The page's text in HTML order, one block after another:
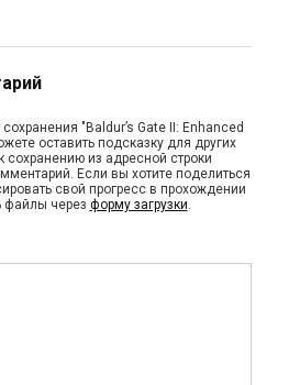
"Baldur’s Gate II: Enhanced
оставить подсказку для других
сохранению из адресной строки
Если вы хотите поделиться
свой прогресс в прохождении
файлы через форму загрузки.